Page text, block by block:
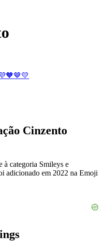
🧡🤎💛
Cinzento
à categoria Smileys e
adicionado em 2022 na Emoji